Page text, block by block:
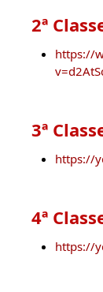
2ª
https://
3ª
https://
4ª
https://